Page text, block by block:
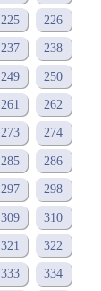
225 226
237 238
249 250
261 262
273 274
285 286
297 298
309 310
321 322
333 334